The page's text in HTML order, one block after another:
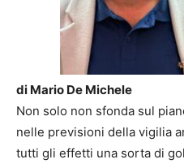
di Mario De Michele
Non solo non sfonda sul
nelle previsioni della vigilia
tutti gli effetti una sorta di